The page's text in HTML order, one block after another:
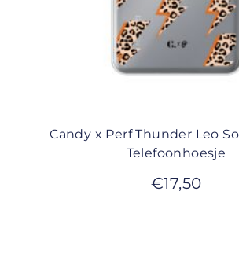
Candy x Perf Thunder Leo
Telefoonhoesje
€17,50